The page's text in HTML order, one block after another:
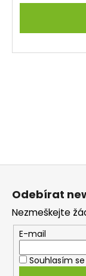
Z
Odebírat
Nezmeškejte
E-mail
Souhlasím se